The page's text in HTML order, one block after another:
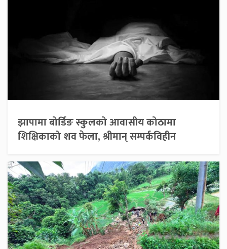
झापामा बोर्डिङ स्कुलको आवासीय कोठामा
शिक्षिकाको शव फेला, श्रीमान् सम्पर्कविहीन